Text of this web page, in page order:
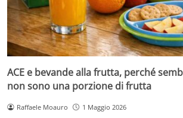
ACE e bevande alla frutta, perché
non sono una porzione di frutta
Raffaele Moauro 1 Maggio 2026